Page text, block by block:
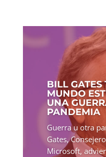
BILL GATES
MUNDO
UNA
PANDEMIA
Guerra u otra
Gates,
Microsoft,